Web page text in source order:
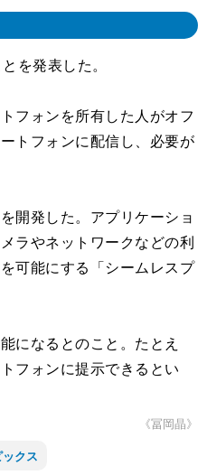
を発表した。
フォンを所有した人がオフ
トフォンに配信し、必要が
開発した。アプリケーショ
ラやネットワークなどの利
可能にする「シームレスプ
になるとのこと。たとえ
フォンに提示できるとい
《冨岡晶》
ックス